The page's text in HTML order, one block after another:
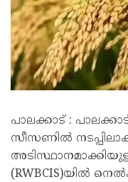
പാലക്കാട് :
സീസണിൽ
(RWBCIS)യിൽ